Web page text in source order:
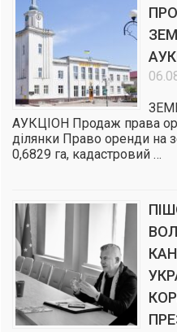
АУКЦІОН Продаж права
ділянки Право оренди на
0,6829 га, кадастровий …